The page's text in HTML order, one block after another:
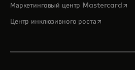
Маркетинговый центр Mastercard
Центр инклюзивного ростаopens in a